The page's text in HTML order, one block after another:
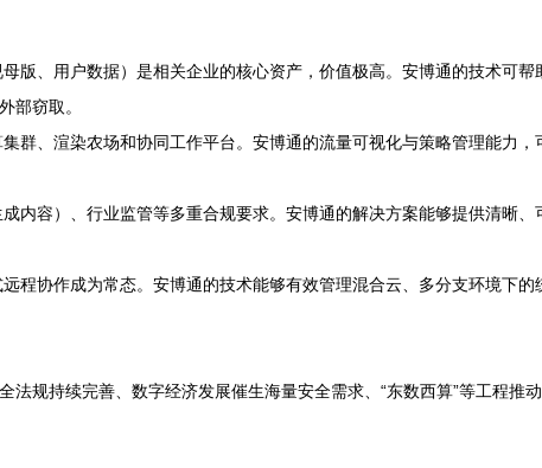
版、用户数据）是相关企业的核心资产，价值极高。安博通的技术可
部窃取。
群、渲染农场和协同工作平台。安博通的流量可视化与策略管理能力
内容）、行业监管等多重合规要求。安博通的解决方案能够提供清晰
程协作成为常态。安博通的技术能够有效管理混合云、多分支环境下
法规持续完善、数字经济发展催生海量安全需求、“东数西算”等工程推